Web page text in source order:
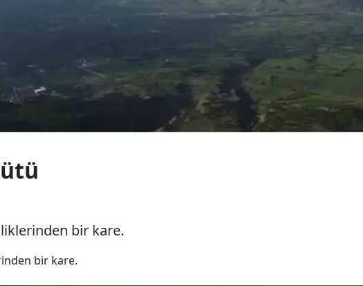
bir kare.
bir kare.